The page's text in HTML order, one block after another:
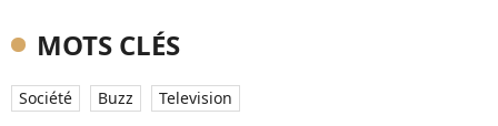
MOTS CLÉS
Société Buzz Television